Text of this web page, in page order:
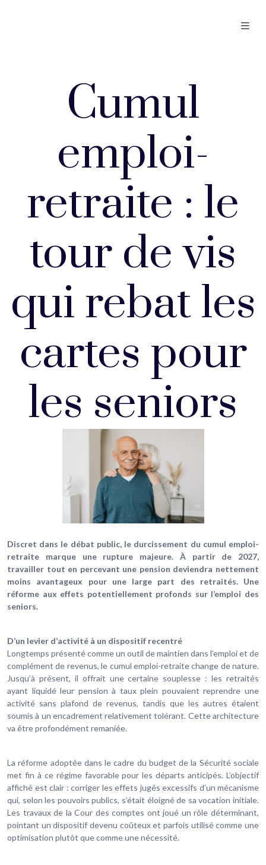
Cumul
emploi-
retraite : le
tour de vis
qui rebat les
cartes pour
les seniors
Discret dans le débat public, le durcissement du cumul emploi-
retraite marque une rupture majeure. À partir de 2027,
travailler tout en percevant une pension deviendra nettement
moins avantageux pour une large part des retraités. Une
réforme aux effets potentiellement profonds sur l’emploi des
seniors.
D’un levier d’activité à un dispositif recentré
Longtemps présenté comme un outil de maintien dans l’emploi et de
complément de revenus, le cumul emploi-retraite change de nature.
Jusqu’à présent, il offrait une certaine souplesse : les retraités
ayant liquidé leur pension à taux plein pouvaient reprendre une
activité sans plafond de revenus, tandis que les autres étaient
soumis à un encadrement relativement tolérant. Cette architecture
va être profondément remaniée.
La réforme adoptée dans le cadre du budget de la Sécurité sociale
met fin à ce régime favorable pour les départs anticipés. L’objectif
affiché est clair : corriger les effets jugés excessifs d’un mécanisme
qui, selon les pouvoirs publics, s’était éloigné de sa vocation initiale.
Les travaux de la Cour des comptes ont joué un rôle déterminant,
pointant un dispositif devenu coûteux et parfois utilisé comme une
optimisation plutôt que comme une nécessité.